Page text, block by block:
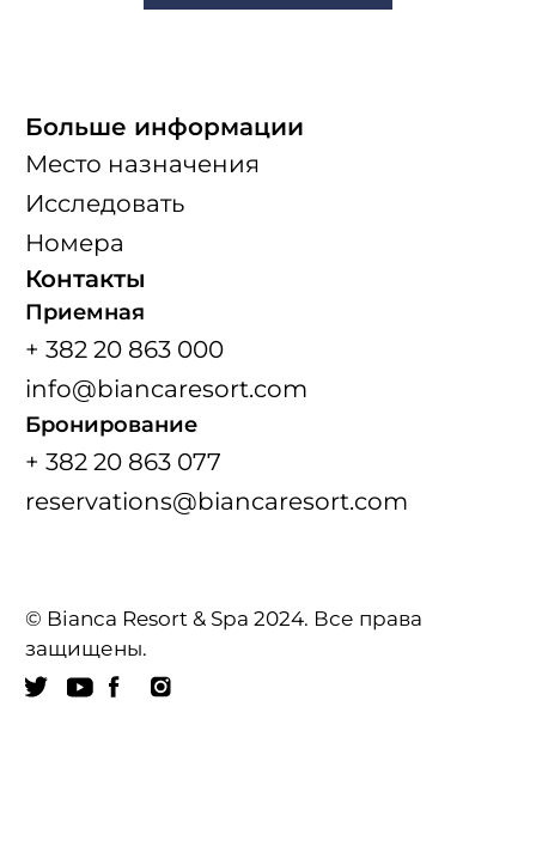
Больше информации
Место назначения
Исследовать
Номера
Контакты
Приемная
+ 382 20 863 000
info@biancaresort.com
Бронирование
+ 382 20 863 077
reservations@biancaresort.com
© Bianca Resort & Spa 2024. Все права
защищены.